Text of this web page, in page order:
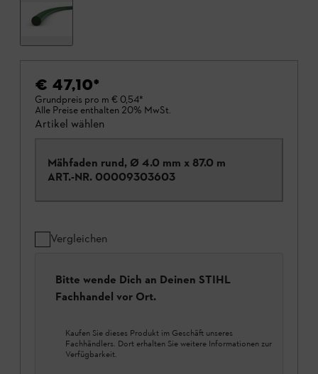
€ 47,10*
Grundpreis pro m € 0,54*
Alle Preise enthalten 20% MwSt.
Artikel wählen
Mähfaden rund, Ø 4.0 mm x 87.0 m
ART.-NR. 00009303603
Vergleichen
Bitte wende Dich an Deinen STIHL
Fachhandel vor Ort.
Kaufen Sie dieses Produkt im Geschäft unseres
Fachhändlers. Dort erhalten Sie weitere Informationen zur
Verfügbarkeit.